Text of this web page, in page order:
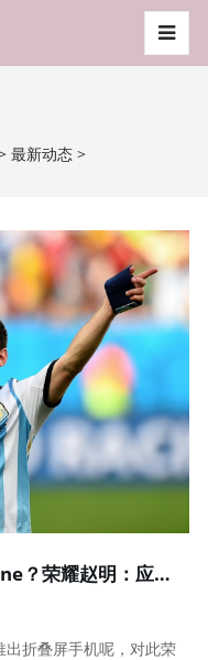
最新动态>
苹果为何迟迟不出折叠屏版iPhone？荣耀赵明：应该是现有能力做不出
折叠屏手机呢，对此荣